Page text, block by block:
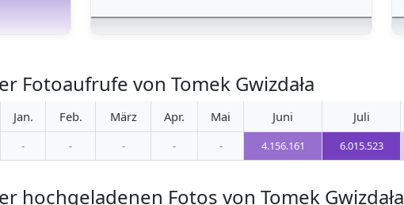
Fotoaufrufe von Tomek Gwizdała
Jan. Feb. März Apr. Mai Juni Juli
- - - - - 4.156.161 6.015.523
hochgeladenen Fotos von Tomek Gwizdała